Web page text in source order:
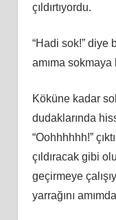
çıldırtıyordu.
“Hadi sok!” diye
amıma sokmaya
Köküne kadar
dudaklarında
“Oohhhhhh!”
çıldıracak gibi
geçirmeye
yarrağını